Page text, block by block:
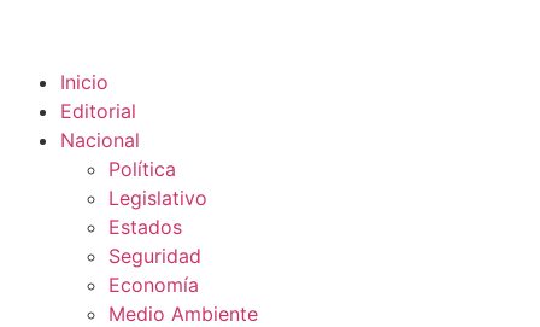
Inicio
Editorial
Nacional
Política
Legislativo
Estados
Seguridad
Economía
Medio Ambiente